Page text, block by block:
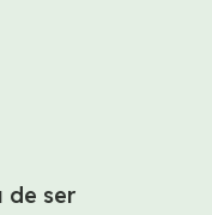
de ser